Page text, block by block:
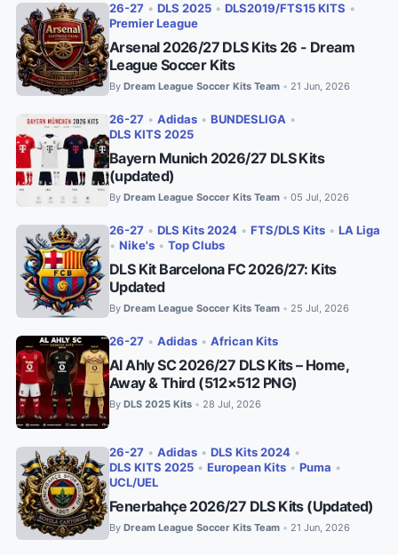
26-27 • DLS 2025 • DLS2019/FTS15 KITS •
Premier League
Arsenal 2026/27 DLS Kits 26 - Dream
League Soccer Kits
By Dream League Soccer Kits Team • 21 Jun, 2026
26-27 • Adidas • BUNDESLIGA •
DLS KITS 2025
Bayern Munich 2026/27 DLS Kits
(updated)
By Dream League Soccer Kits Team • 05 Jul, 2026
26-27 • DLS Kits 2024 • FTS/DLS Kits • LA Liga
• Nike's • Top Clubs
DLS Kit Barcelona FC 2026/27: Kits
Updated
By Dream League Soccer Kits Team • 25 Jul, 2026
26-27 • Adidas • African Kits
Al Ahly SC 2026/27 DLS Kits – Home,
Away & Third (512×512 PNG)
By DLS 2025 Kits • 28 Jul, 2026
26-27 • Adidas • DLS Kits 2024 •
DLS KITS 2025 • European Kits • Puma •
UCL/UEL
Fenerbahçe 2026/27 DLS Kits (Updated)
By Dream League Soccer Kits Team • 21 Jun, 2026